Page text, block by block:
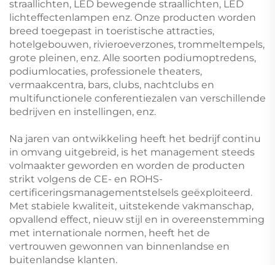
straallichten, LED bewegende straallichten, LED
lichteffectenlampen enz. Onze producten worden
breed toegepast in toeristische attracties,
hotelgebouwen, rivieroeverzones, trommeltempels,
grote pleinen, enz. Alle soorten podiumoptredens,
podiumlocaties, professionele theaters,
vermaakcentra, bars, clubs, nachtclubs en
multifunctionele conferentiezalen van verschillende
bedrijven en instellingen, enz.
Na jaren van ontwikkeling heeft het bedrijf continu
in omvang uitgebreid, is het management steeds
volmaakter geworden en worden de producten
strikt volgens de CE- en ROHS-
certificeringsmanagementstelsels geëxploiteerd.
Met stabiele kwaliteit, uitstekende vakmanschap,
opvallend effect, nieuw stijl en in overeenstemming
met internationale normen, heeft het de
vertrouwen gewonnen van binnenlandse en
buitenlandse klanten.